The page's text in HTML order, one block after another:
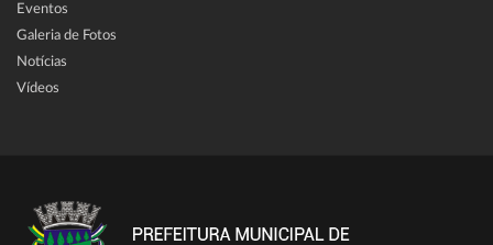
Eventos
Galeria de Fotos
Notícias
Vídeos